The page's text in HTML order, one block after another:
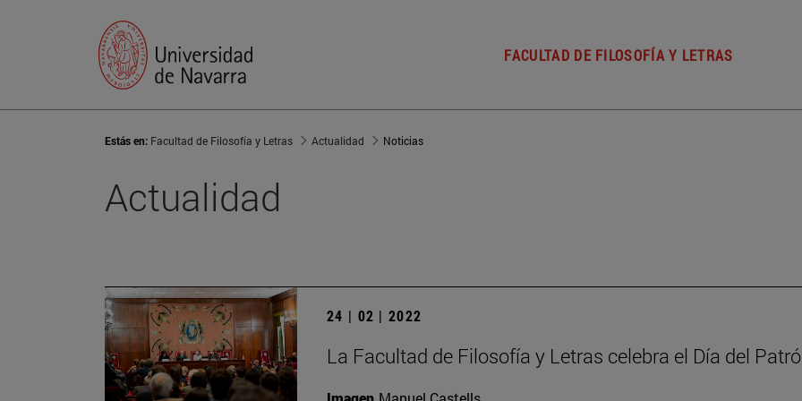
FACULTAD DE FILOSOFÍA Y LETRAS
Estás en: Facultad de Filosofía y Letras Actualidad Noticias
Actualidad
24 | 02 | 2022
La Facultad de Filosofía y Letras celebra el Día del